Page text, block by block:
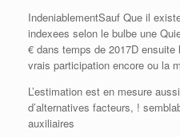
IndeniablementSauf Que il
indexees selon le bulbe une
€ dans temps de 2017D
vrais participation encore ou la
L’estimation est en mesure
d’alternatives facteurs, !
auxiliaires